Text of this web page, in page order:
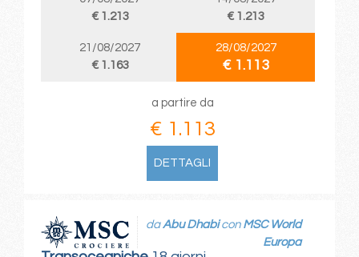
€ 1.213
€ 1.213
21/08/2027
€ 1.163
28/08/2027
€ 1.113
a partire da
€ 1.113
DETTAGLI
daAbu Dhabicon MSC World
Europa